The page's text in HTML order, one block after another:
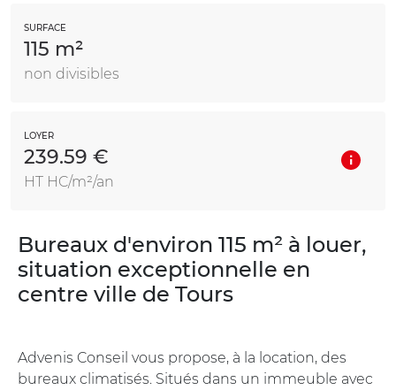
SURFACE
115 m²
non divisibles
LOYER
239.59 €
HT HC/m²/an
Bureaux d'environ 115 m² à louer,
situation exceptionnelle en
centre ville de Tours
Advenis Conseil vous propose, à la location, des
bureaux climatisés. Situés dans un immeuble avec